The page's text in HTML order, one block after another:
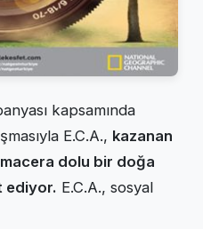
kapsamında
E.C.A., kazanan
dolu bir doğa
ediyor. E.C.A., sosyal